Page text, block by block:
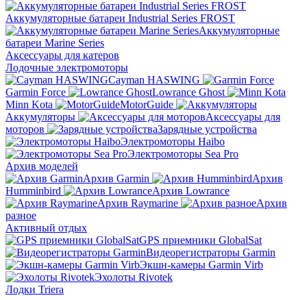
Аккумуляторные батареи Industrial Series FROST
Аккумуляторные
батареи Marine Series
Аксессуары для катеров
Лодочные электромоторы
Cayman HASWING
Garmin Force
Lowrance Ghost
Minn Kota
MotorGuide
Аккумуляторы
Аксессуары для
моторов
Зарядные устройства
Электромоторы Haibo
Электромоторы Sea Pro
Архив моделей
Архив Garmin
Архив
Humminbird
Архив Lowrance
Архив Raymarine
Архив
разное
Активный отдых
GPS приемники GlobalSat
Видеорегистраторы Garmin
Экшн-камеры Garmin Virb
Эхолоты Rivotek
Лодки Triera